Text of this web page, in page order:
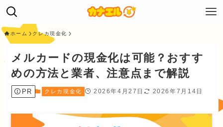
ホーム クレカ現金化
メルカードの現金化は可能？おすす
めの方法と業者、注意点まで解説
PR クレカ現金化 2026年4月27日 2026年7月14日